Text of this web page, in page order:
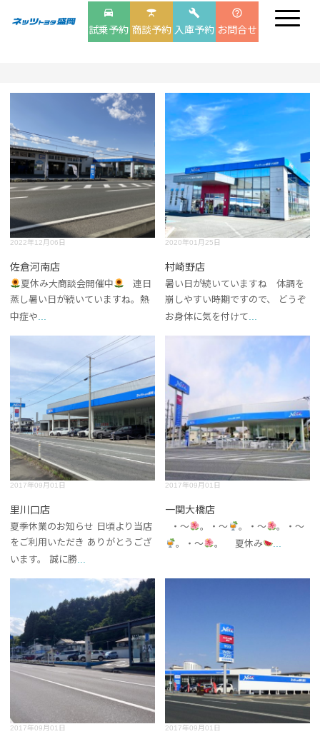
drive_eta
試乗予約
table_bar
商談予約
build
入庫予約
help_outline
お問合せ
2022年12月06日
佐倉河南店
夏休み大商談会開催中
連日
蒸し暑い日が続いていますね。熱
中症や
2020年01月25日
村崎野店
暑い日が続いていますね 体調を
崩しやすい時期ですので、 どうぞ
お身体に気を付けて
2017年09月01日
里川口店
夏季休業のお知らせ 日頃より当店
をご利用いただき ありがとうござ
います。 誠に勝
2017年09月01日
一関大橋店
・～ 。・～ 。・～
。・～
。・～
。 夏休み
2017年09月01日 2017年09月01日